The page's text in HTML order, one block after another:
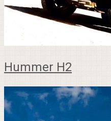
Hummer H2